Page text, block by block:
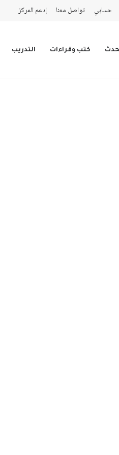
حسابي تواصل معنا إدعم المركز
كتب وقراءات التدريب